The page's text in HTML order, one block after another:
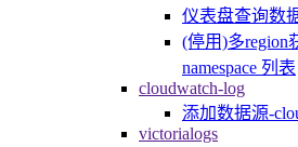
仪表盘查询数
(停用)多region
namespace 列表
cloudwatch-log
添加数据源-
victorialogs